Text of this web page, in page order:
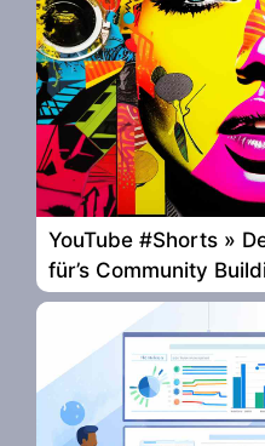
YouTube #Shorts »
für’s Community